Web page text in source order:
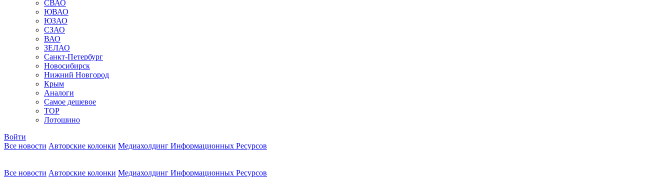
СВАО
ЮВАО
ЮЗАО
СЗАО
ВАО
ЗЕЛАО
Санкт-Петербург
Новосибирск
Нижний Новгород
Крым
Аналоги
Самое дешевое
TOP
Лотошино
Войти
Все новости Авторские колонки Медиахолдинг Информационных Ресурсов
Все новости Авторские колонки Медиахолдинг Информационных Ресурсов